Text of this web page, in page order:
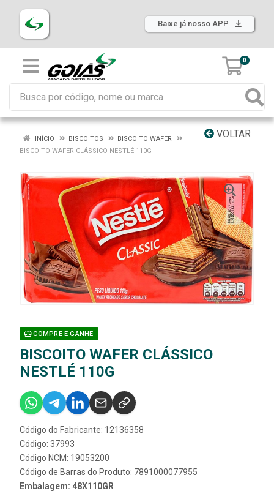
Baixe já nosso APP
0
VOLTAR
INÍCIO BISCOITOS
BISCOITO WAFER
BISCOITO WAFER CLÁSSICO NESTLÉ 110G
COMPRE E GANHE
BISCOITO WAFER CLÁSSICO
NESTLÉ 110G
Código do Fabricante: 12136358
Código: 37993
Código NCM: 19053200
Código de Barras do Produto: 7891000077955
Embalagem: 48X110GR